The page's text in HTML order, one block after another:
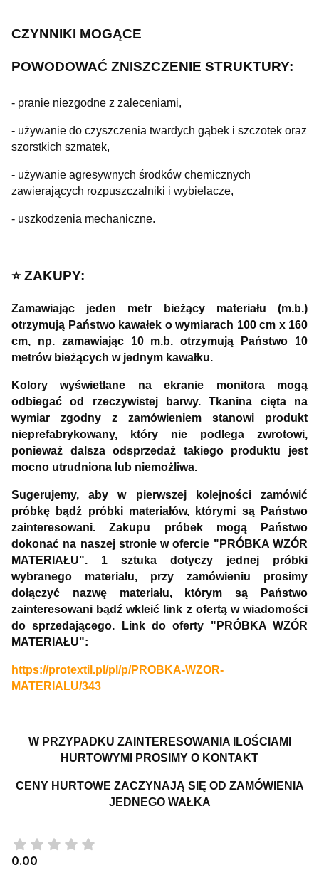
CZYNNIKI MOGĄCE
POWODOWAĆ ZNISZCZENIE STRUKTURY:
- pranie niezgodne z zaleceniami,
- używanie do czyszczenia twardych gąbek i szczotek oraz
szorstkich szmatek,
- używanie agresywnych środków chemicznych
zawierających rozpuszczalniki i wybielacze,
- uszkodzenia mechaniczne.
⭐️ ZAKUPY:
Zamawiając jeden metr bieżący materiału (m.b.)
otrzymują Państwo kawałek o wymiarach 100 cm x 160
cm, np. zamawiając 10 m.b. otrzymują Państwo 10
metrów bieżących w jednym kawałku.
Kolory wyświetlane na ekranie monitora mogą
odbiegać od rzeczywistej barwy. Tkanina cięta na
wymiar zgodny z zamówieniem stanowi produkt
nieprefabrykowany, który nie podlega zwrotowi,
ponieważ dalsza odsprzedaż takiego produktu jest
mocno utrudniona lub niemożliwa.
Sugerujemy, aby w pierwszej kolejności zamówić
próbkę bądź próbki materiałów, którymi są Państwo
zainteresowani. Zakupu próbek mogą Państwo
dokonać na naszej stronie w ofercie "PRÓBKA WZÓR
MATERIAŁU". 1 sztuka dotyczy jednej próbki
wybranego materiału, przy zamówieniu prosimy
dołączyć nazwę materiału, którym są Państwo
zainteresowani bądź wkleić link z ofertą w wiadomości
do sprzedającego. Link do oferty "PRÓBKA WZÓR
MATERIAŁU":
https://protextil.pl/pl/p/PROBKA-WZOR-
MATERIALU/343
W PRZYPADKU ZAINTERESOWANIA ILOŚCIAMI
HURTOWYMI PROSIMY O KONTAKT
CENY HURTOWE ZACZYNAJĄ SIĘ OD ZAMÓWIENIA
JEDNEGO WAŁKA
0.00